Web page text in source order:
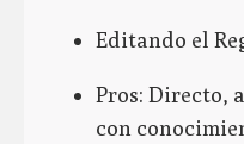
Editando el
Pros: Directo,
con